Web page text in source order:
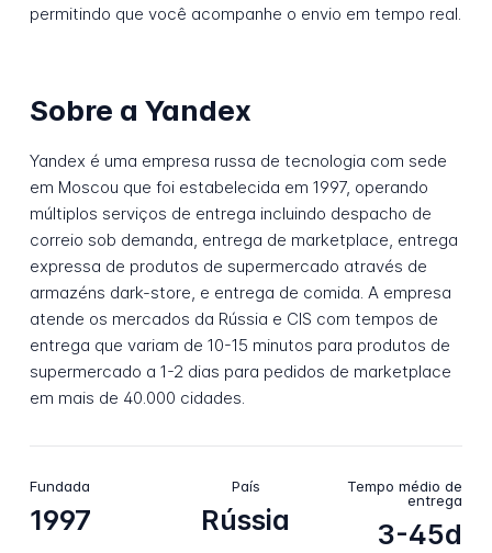
permitindo que você acompanhe o envio em tempo real.
Sobre a Yandex
Yandex é uma empresa russa de tecnologia com sede
em Moscou que foi estabelecida em 1997, operando
múltiplos serviços de entrega incluindo despacho de
correio sob demanda, entrega de marketplace, entrega
expressa de produtos de supermercado através de
armazéns dark-store, e entrega de comida. A empresa
atende os mercados da Rússia e CIS com tempos de
entrega que variam de 10-15 minutos para produtos de
supermercado a 1-2 dias para pedidos de marketplace
em mais de 40.000 cidades.
Fundada
1997
País
Rússia
Tempo médio de
entrega
3-45d